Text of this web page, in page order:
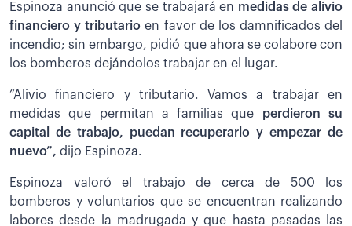
Espinoza anunció que se trabajará en medidas de alivio
financiero y tributarioen favor de los damnificados del
incendio; sin embargo, pidió que ahora se colabore con
los bomberos dejándolos trabajar en el lugar.
”Alivio financiero y tributario. Vamos a trabajar en
medidas que permitan a familias que perdieron su
capital de trabajo, puedan recuperarlo y empezar de
nuevo”, dijo Espinoza.
Espinoza valoró el trabajo de cerca de 500 los
bomberos y voluntarios que se encuentran realizando
labores desde la madrugada y que hasta pasadas las